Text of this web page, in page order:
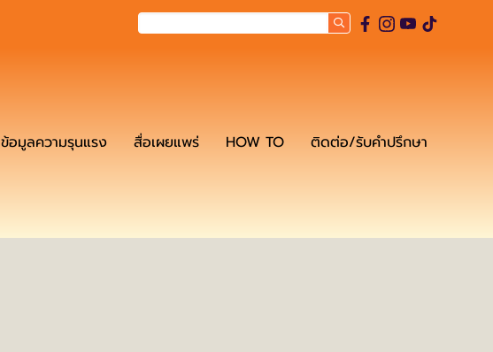
ข้อมูลความรุนแรง สื่อเผยแพร่ HOW TO ติดต่อ/รับคำปรึกษา